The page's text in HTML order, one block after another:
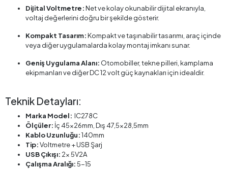
Dijital Voltmetre:Net ve kolay okunabilir dijital ekranıyla,
voltaj değerlerini doğru bir şekilde gösterir.
Kompakt Tasarım:Kompakt ve taşınabilir tasarımı, araç içinde
veya diğer uygulamalarda kolay montaj imkanı sunar.
Geniş Uygulama Alanı: Otomobiller, tekne pilleri, kamplama
ekipmanları ve diğer DC 12 volt güç kaynakları için idealdir.
Teknik Detayları:
Marka Model: IC278C
Ölçüler: İç 45x26mm, Dış 47,5x28,5mm
Kablo Uzunluğu:140mm
Tip:Voltmetre + USB Şarj
USB Çıkışı: 2x 5V2A
Çalışma Aralığı:5-15